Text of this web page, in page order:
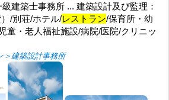
建築士事務所 ... 建築設計及び監理：
/別荘/ホテル/レストラン/保育所・幼
童・老人福祉施設/病院/医院/クリニッ
建築設計事務所